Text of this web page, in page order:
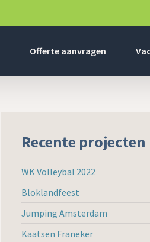
Offerte aanvragen
Recente projecten
WK Volleybal 2022
Bloklandfeest
Jumping Amsterdam
Kaatsen Franeker